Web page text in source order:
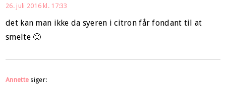
26. juli 2016 kl. 17:33
det kan man ikke da syeren i citron får fondant til at
smelte 🙂
Annette siger: